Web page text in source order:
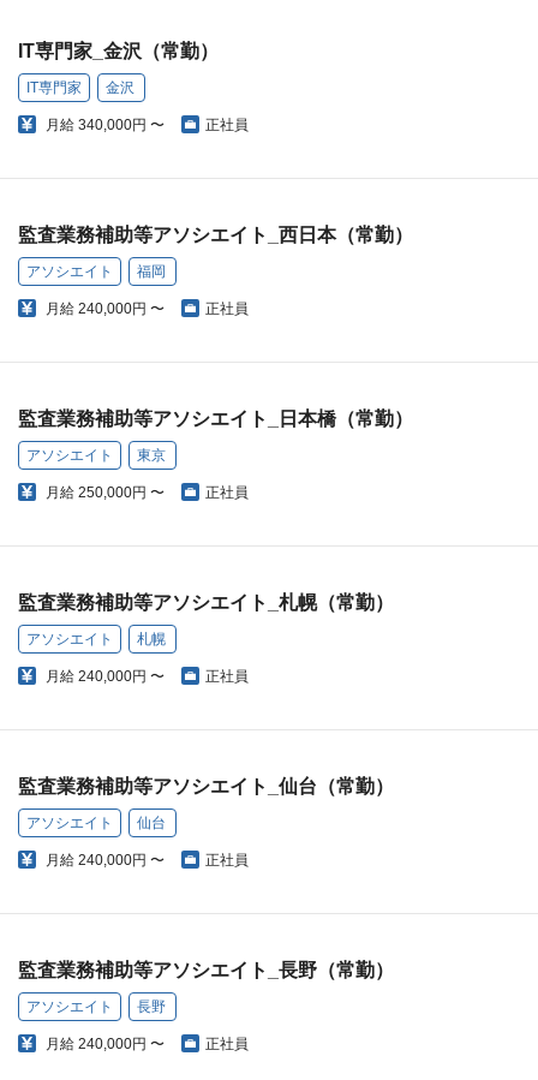
IT専門家_金沢（常勤）
IT専門家 金沢
月給 340,000円 〜 正社員
監査業務補助等アソシエイト_西日本（常勤）
アソシエイト 福岡
月給 240,000円 〜 正社員
監査業務補助等アソシエイト_日本橋（常勤）
アソシエイト 東京
月給 250,000円 〜 正社員
監査業務補助等アソシエイト_札幌（常勤）
アソシエイト 札幌
月給 240,000円 〜 正社員
監査業務補助等アソシエイト_仙台（常勤）
アソシエイト 仙台
月給 240,000円 〜 正社員
監査業務補助等アソシエイト_長野（常勤）
アソシエイト 長野
月給 240,000円 〜 正社員